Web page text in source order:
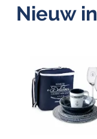
Nieuw